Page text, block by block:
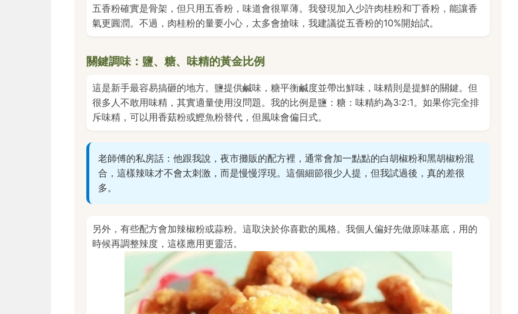
五香粉確實是骨架，但只用五香粉，味道會很單薄。我發現加入少許肉桂粉和丁香粉，能讓香
氣更圓潤。不過，肉桂粉的量要小心，太多會搶味，我建議從五香粉的10%開始試。
關鍵調味：鹽、糖、味精的黃金比例
這是新手最容易搞砸的地方。鹽提供鹹味，糖平衡鹹度並帶出鮮味，味精則是提鮮的關鍵。但
很多人不敢用味精，其實適量使用沒問題。我的比例是鹽：糖：味精約為3:2:1。如果你完全排
斥味精，可以用香菇粉或鰹魚粉替代，但風味會偏日式。
老師傅的私房話：他跟我說，夜市攤販的配方裡，通常會加一點點的白胡椒粉和黑胡椒粉混
合，這樣辣味才不會太刺激，而是慢慢浮現。這個細節很少人提，但我試過後，真的差很
多。
另外，有些配方會加辣椒粉或蒜粉。這取決於你喜歡的風格。我個人偏好先做原味基底，用的
時候再調整辣度，這樣應用更靈活。